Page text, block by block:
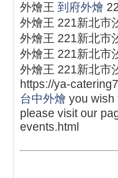
外燴王 到府外燴
外燴王 221新北市
外燴王 221新北市
外燴王 221新北市
外燴王 221新北市
https://ya-
台中外燴 you
please visit our
events.html